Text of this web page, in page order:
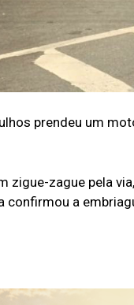
prendeu um
zigue-zague pela
a